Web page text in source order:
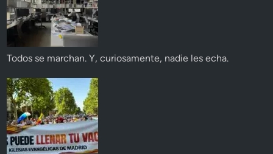
Todos se marchan. Y, curiosamente, nadie les echa.